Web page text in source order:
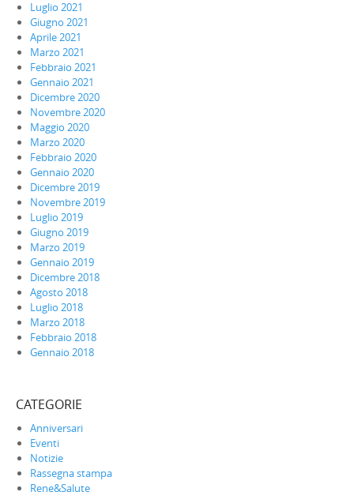
Luglio 2021
Giugno 2021
Aprile 2021
Marzo 2021
Febbraio 2021
Gennaio 2021
Dicembre 2020
Novembre 2020
Maggio 2020
Marzo 2020
Febbraio 2020
Gennaio 2020
Dicembre 2019
Novembre 2019
Luglio 2019
Giugno 2019
Marzo 2019
Gennaio 2019
Dicembre 2018
Agosto 2018
Luglio 2018
Marzo 2018
Febbraio 2018
Gennaio 2018
CATEGORIE
Anniversari
Eventi
Notizie
Rassegna stampa
Rene&Salute